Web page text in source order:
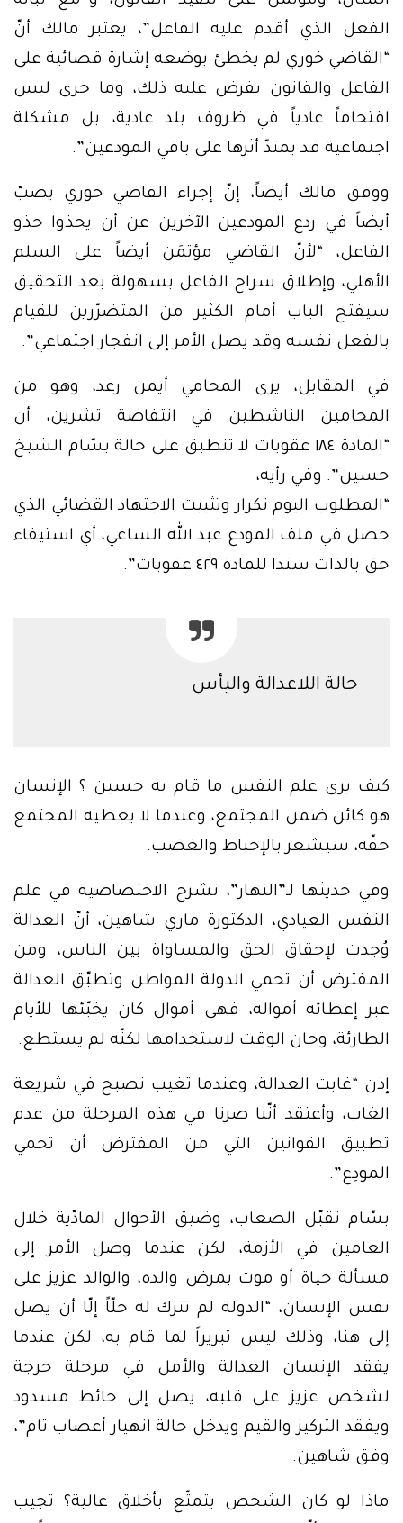
الفعل الذي أقدم عليه الفاعل”، يعتبر مالك أنّ
“القاضي خوري لم يخطئ بوضعه إشارة قضائية على
الفاعل والقانون يفرض عليه ذلك، وما جرى ليس
اقتحاماً عادياً في ظروف بلد عادية، بل مشكلة
اجتماعية قد يمتدّ أثرها على باقي المودعين”.
ووفق مالك أيضاً، إنّ إجراء القاضي خوري يصبّ
أيضاً في ردع المودعين الآخرين عن أن يحذوا حذو
الفاعل، “لأنّ القاضي مؤتمَن أيضاً على السلم
الأهلي، وإطلاق سراح الفاعل بسهولة بعد التحقيق
سيفتح الباب أمام الكثير من المتضرّرين للقيام
بالفعل نفسه وقد يصل الأمر إلى انفجار اجتماعي”.
في المقابل، يرى المحامي أيمن رعد، وهو من
المحامين الناشطين في انتفاضة تشرين، أن
“المادة ١٨٤ عقوبات لا تنطبق على حالة بسّام الشيخ
حسين”. وفي رأيه،
“المطلوب اليوم تكرار وتثبيت الاجتهاد القضائي الذي
حصل في ملف المودع عبد الله الساعي، أي استيفاء
حق بالذات سندا للمادة ٤٢٩ عقوبات”.
حالة اللاعدالة واليأس
كيف يرى علم النفس ما قام به حسين ؟ الإنسان
هو كائن ضمن المجتمع، وعندما لا يعطيه المجتمع
حقّه، سيشعر بالإحباط والغضب.
وفي حديثها لـ”النهار”، تشرح الاختصاصية في علم
النفس العيادي، الدكتورة ماري شاهين، أنّ العدالة
وُجدت لإحقاق الحق والمساواة بين الناس، ومن
المفترض أن تحمي الدولة المواطن وتطبّق العدالة
عبر إعطائه أمواله، فهي أموال كان يخبّئها للأيام
الطارئة، وحان الوقت لاستخدامها لكنّه لم يستطع.
إذن “غابت العدالة، وعندما تغيب نصبح في شريعة
الغاب، وأعتقد أنّنا صرنا في هذه المرحلة من عدم
تطبيق القوانين التي من المفترض أن تحمي
المودِع”.
بسّام تقبّل الصعاب، وضيق الأحوال المادّية خلال
العامين في الأزمة، لكن عندما وصل الأمر إلى
مسألة حياة أو موت بمرض والده، والوالد عزيز على
نفس الإنسان، “الدولة لم تترك له حلّاً إلّا أن يصل
إلى هنا، وذلك ليس تبريراً لما قام به، لكن عندما
يفقد الإنسان العدالة والأمل في مرحلة حرجة
لشخص عزيز على قلبه، يصل إلى حائط مسدود
ويفقد التركيز والقيم ويدخل حالة انهيار أعصاب تام”،
وفق شاهين.
ماذا لو كان الشخص يتمتّع بأخلاق عالية؟ تجيب